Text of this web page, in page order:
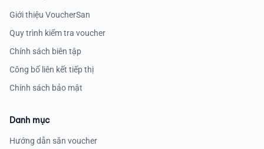
Giới thiệu VoucherSan
Quy trình kiểm tra voucher
Chính sách biên tập
Công bố liên kết tiếp thị
Chính sách bảo mật
Danh mục
Hướng dẫn săn voucher